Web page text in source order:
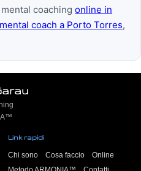
coachingonline in
mental coach a Porto Torres,
Link rapidi
Chi sono Cosa faccio
Online